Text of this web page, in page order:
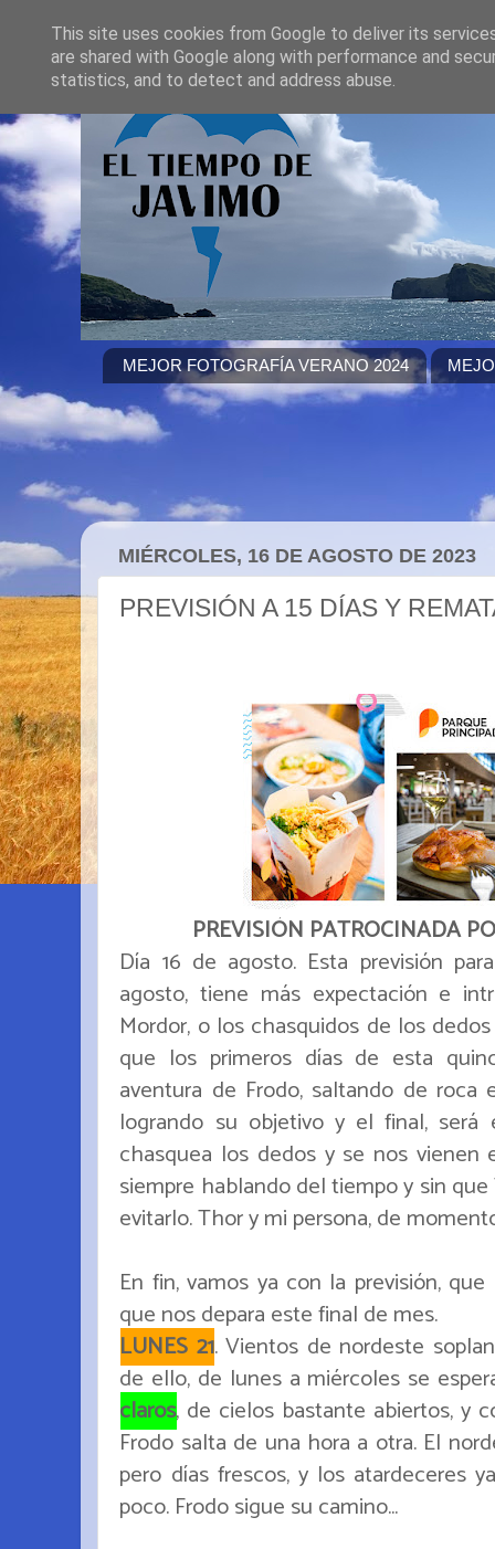
MEJOR FOTOGRAFÍA VERANO 2024
MIÉRCOLES, 16 DE AGOSTO DE 2023
PREVISIÓN A 15 DÍAS Y
PREVISIÓN PATROCINADA
Día 16 de agosto. Esta previsión
agosto, tiene más expectación e
Mordor, o los chasquidos de los
que los primeros días de esta
aventura de Frodo, saltando de
logrando su objetivo y el final,
chasquea los dedos y se nos
siempre hablando del tiempo y sin
evitarlo. Thor y mi persona, de
En fin, vamos ya con la previsión,
que nos depara este final de mes.
LUNES 21. Vientos de nordeste
de ello, de lunes a miércoles se
claros, de cielos bastante abiertos, y
Frodo salta de una hora a otra. El
pero días frescos, y los atardeceres
poco. Frodo sigue su camino...
This site uses cookies from Google to deliver its
are shared with Google along with performance and
statistics, and to detect and address abuse.